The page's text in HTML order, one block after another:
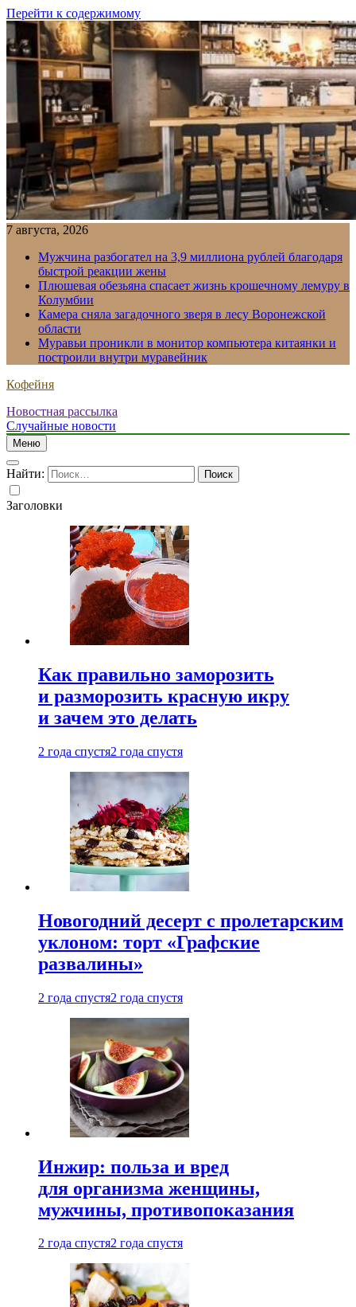
Перейти к содержимому
7 августа, 2026
Мужчина разбогател на 3,9 миллиона рублей благодаря
быстрой реакции жены
Плюшевая обезьяна спасает жизнь крошечному лемуру в
Колумбии
Камера сняла загадочного зверя в лесу Воронежской
области
Муравьи проникли в монитор компьютера китаянки и
построили внутри муравейник
Кофейня
Новостная рассылка
Случайные новости
Меню
Найти:
Заголовки
Как правильно заморозить
и разморозить красную икру
и зачем это делать
2 года спустя2 года спустя
Новогодний десерт с пролетарским
уклоном: торт «Графские
развалины»
2 года спустя2 года спустя
Инжир: польза и вред
для организма женщины,
мужчины, противопоказания
2 года спустя2 года спустя